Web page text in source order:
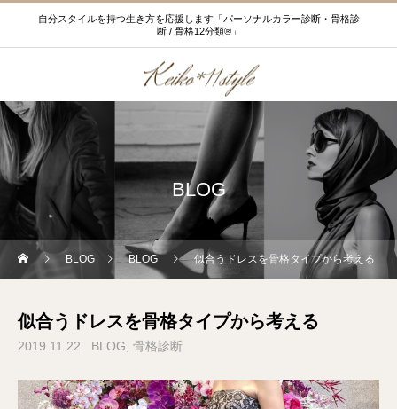
自分スタイルを持つ生き方を応援します「パーソナルカラー診断・骨格診
断 / 骨格12分類®」
BLOG
BLOG BLOG 似合うドレスを骨格タイプから考える
似合うドレスを骨格タイプから考える
2019.11.22 BLOG 骨格診断